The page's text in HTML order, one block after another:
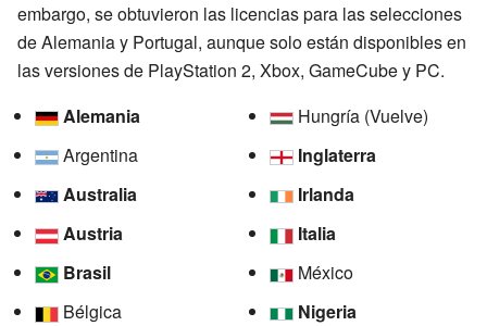
embargo, se obtuvieron las licencias para las selecciones
de Alemania y Portugal, aunque solo están disponibles en
las versiones de PlayStation 2, Xbox, GameCube y PC.
Alemania
Argentina
Australia
Austria
Brasil
Bélgica
Hungría (Vuelve)
Inglaterra
Irlanda
Italia
México
Nigeria